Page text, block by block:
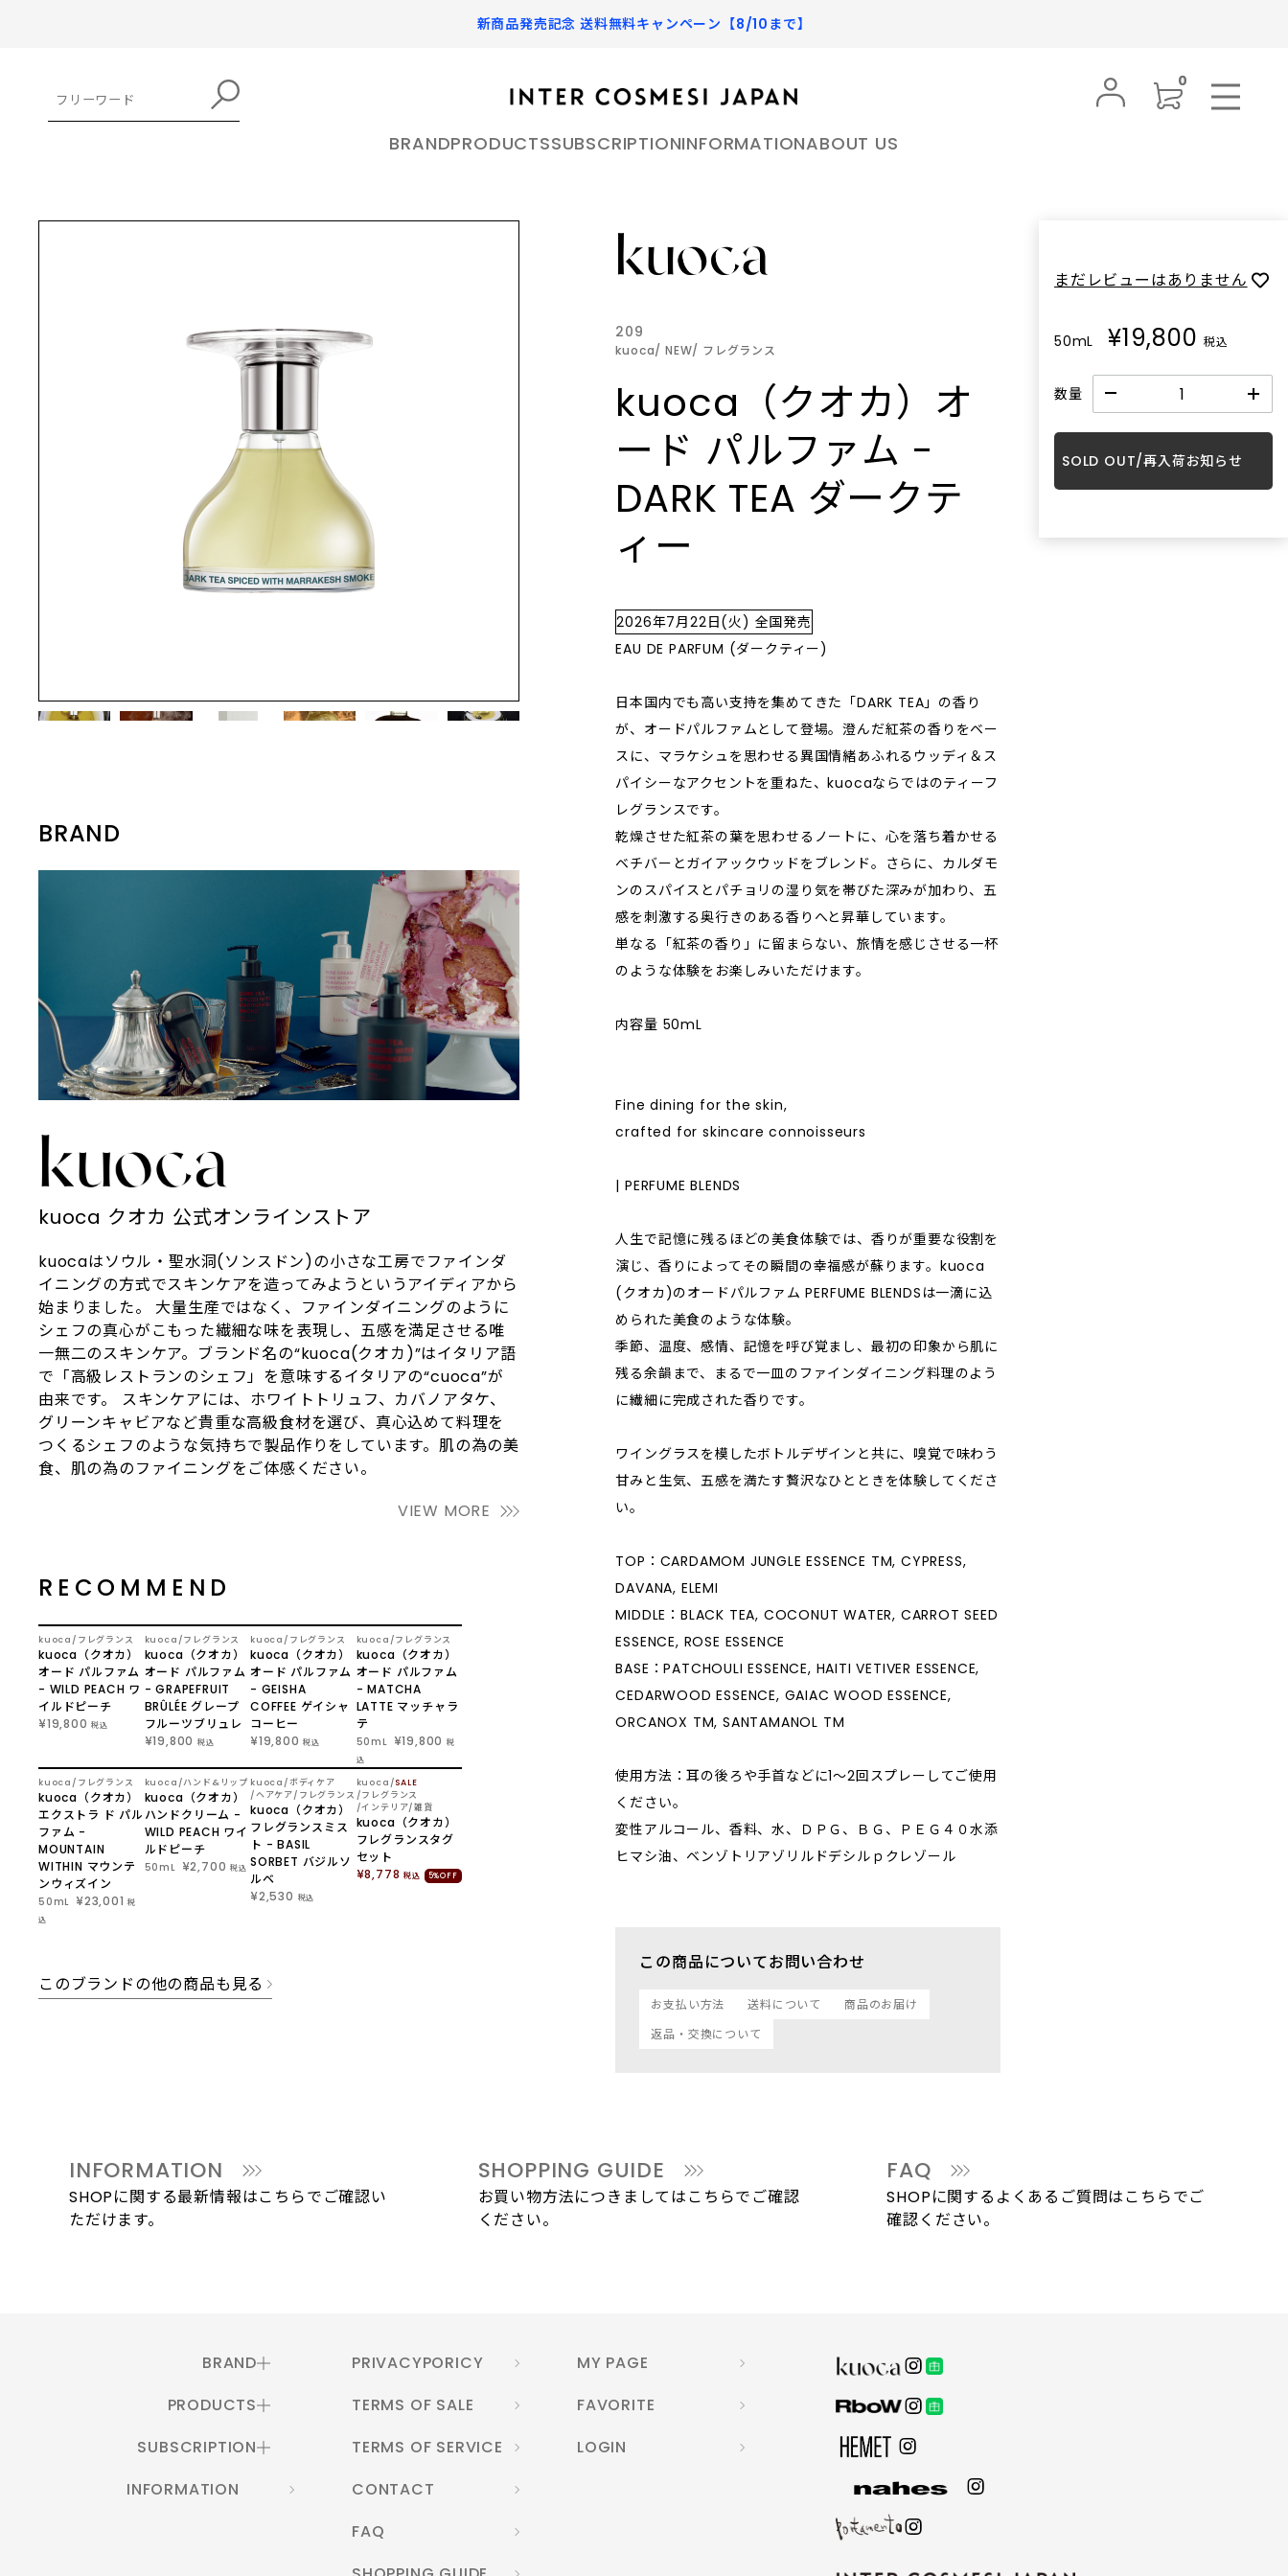
新商品発売記念 送料無料キャンペーン【8/10まで】
0
INFORMATION
SHOPに関する最新情報はこちらでご確認
SHOPに関するよくあるご質問はこちらで
ご確認ください。
BRANDPRODUCTSSUBSCRIPTIONINFORMATIONABOUT US
うアイディアから始まりました。 大量
生産ではなく、ファインダイニングの
ようにシェフの真心がこもった繊細な
二のスキンケア。ブランド名
の“kuoca(クオカ)”はイタリア語で
「高級レストランのシェフ」を意味す
るイタリアの“cuoca”が由来です。 ス
キンケアには、ホワイトトリュフ、カ
バノアタケ、グリーンキャビアなど貴
重な高級食材を選び、真心込めて料理
をつくるシェフのような気持ちで製品
アートを取り入れ、 自身そのものをア
ーティスティックに表現することを提
象である虹のように、 「RboW」のア
しい出逢い" を感じてもらいたいとい
う願いが込められています。 日常に溶
け込む「RboW」の香りは、不要な要
素を省き直感的でシンプル。 最も身近
なARTとなり得る、ボディケアやフレ
グランス、インテリア雑貨などを取り
へメット
高いプロダクトを目指しながら 装飾性
よりも実用性を重視し、日常に寄り添
う機能美を追求した製品を展開。 香り
が記憶と感覚を刺激し、日常のひとと
きを特別な瞬間へと変え、 ささやかな
癒しをもらたします。 深呼吸をしたく
なるようなクリーンで純粋な香りは、
実用を超えて完成に届く体験。 静かな
存在感で一日に深みを添えます。
舞台に活動してきたクリエイティブデ
されたフレグランスブランドです。洗
練されたラグジュアリーや完成された
美しさではなく、⼈が本来持つ本能や
感情、そして⾔葉では説明しきれない
SENSUALITY（ありのままのセクシー
さ）”をテーマに⾹りを創造していま
す。ブランド名は、⾃⾝の名
と同時に、ドイツ語で「⾝近なもの」
らなかった基準は、「直感的であるこ
と」と「セクシーであること」の⼆つ
でした。説明を必要とせず、⾹りを嗅
いだ瞬間に情景や感情 が⽴ち上がる⾹
⽔を取り揃えております。
SHANGPREE シャンプリー 公式オン
「SHANGPREE」は、1990年に韓国・
ソウルで誕生したスパ・エステ発のプ
レミアムスキンケアブランドです。創
業以来30年以上、トップクラスのエス
テティシャンが在籍するスパとして
数々の受賞歴を持ち、その技術とノウ
ハウを基盤に製品開発を行っていま
品を展開しています。 ブランドの象徴
ログラム」などの段階別ケアは、韓国
パやビューティーサロンでも採用され
由来の心地よい使用感が支持され、現
在では世界中の美容愛好家から注目を
集めています。
feelxoは自然由来の成分を重視し、肌
るよう、刺激のないマイルドな成分に
こだわり、研究を重ねています。そこ
でfeelxoが最も注目したのは、化粧品
の基本となる水です。精製水ではなく
グラシアウォーター(氷河⽔)で作られ
品を開発。 氷河水は、数万年前から形
成されていた外部汚染されていない最
５分の１以上小さい粒子によって肌へ
の浸透※1と肌の熱を冷ますとともに豊
かな活性水 素とミネラルで肌トラブル
を改善し透明感のある肌へ導きます。
ラインストア
ポルタメント
“Portamento（ポルタメント）”と
は、滑らかに音程が変わることを意味
するイタリア語が 語源で、「移りゆく
美しさ」をテーマとしたクリーンビュ
く。グラデーションを描きながら「進
化」していく自分に、 ポジティブなイ
プロダクトを開発しています。
ラインストア
ジャポンミエル
japonmiel（ジャポンミエル）の語源
は、フランス語の「日本ミツバチ」。
昔は民家の軒先でも飼われていた日本
が可能な西洋ミツバチが主流になって
しい黄色のミツロウを生み出します。
また、刺激の強いプロポリスを作らな
いため、小さなお子様にもやさしいミ
ツロウです。ジャポンミエルは、その
ような日本ミツバチの魅力を、コスメ
らいたい、という想いで作られていま
す。
demiflor デミフロー 公式オンライン
デミフロー（de mi flor）は、ニュー
雰囲気まで香り高くデザインする新し
「花のように美しい」という意味。 日
常を誠実で純粋な心で満たして過ごす
自分への賛辞。をスローガンとして掲
も。キレイになるのが楽しくなる商品
を取り揃えています。
SKIN CARE
スキンケア
れが心地よく充実するようなこだわり
の商品をセレクトしています。
肌をうるおし、豊かな香りやテクスチ
ィウォッシュを取り揃えています。好
きな香りに包まれて、日々ポジティブ
HAIR CARE
艷やかな髪へのニーズを満たす。香り
から使い心地まで細部にこだわったア
イテムを取り揃えています。
ハンド&リップ
使いやすいテクスチャー。個性的な香
りで癒やされるハンドクリームを数多
く取り揃えています。
フレグランス
高い香りを数多く取り揃えています。
INTERIOR
インテリア
インテリアに溶け込むようなキャンド
ルやお香など日常を豊かに過ごす最適
OUTLET／SALE
アウトレット/セール
人気のアイテムが見つかるかも。
く入荷してしまった商品まで…在庫限
りのアウトレット価格にてご提供いた
BRAND
kuoca クオカ 公式オンラインストア
kuocaはソウル・聖水洞(ソンスドン)の小さな工房でファインダ
イニングの方式でスキンケアを造ってみようというアイディアから
始まりました。 大量生産ではなく、ファインダイニングのように
シェフの真心がこもった繊細な味を表現し、五感を満足させる唯
一無二のスキンケア。ブランド名の“kuoca(クオカ)”はイタリア語
で「高級レストランのシェフ」を意味するイタリアの“cuoca”が
由来です。 スキンケアには、ホワイトトリュフ、カバノアタケ、
グリーンキャビアなど貴重な高級食材を選び、真心込めて料理を
つくるシェフのような気持ちで製品作りをしています。肌の為の美
食、肌の為のファイニングをご体感ください。
VIEW MORE
RECOMMEND
kuoca フレグランス
kuoca（クオカ）
オード パルファム
- WILD PEACH ワ
イルドピーチ
¥19,800 税込
kuoca フレグランス
kuoca（クオカ）
オード パルファム
- GRAPEFRUIT
BRÛLÉE グレープ
フルーツブリュレ
¥19,800 税込
kuoca フレグランス
kuoca（クオカ）
オード パルファム
- GEISHA
COFFEE ゲイシャ
コーヒー
¥19,800 税込
NEW
kuoca フレグランス
kuoca（クオカ）
オード パルファム
- MATCHA
LATTE マッチャラ
テ
50mL ¥19,800 税
込
NEW
kuoca フレグランス
kuoca（クオカ）
エクストラ ド パル
ファム -
MOUNTAIN
WITHIN マウンテ
ンウィズイン
50mL ¥23,001 税
込
kuoca ハンド&リップ
kuoca（クオカ）
ハンドクリーム -
WILD PEACH ワイ
ルドピーチ
50mL ¥2,700 税込
kuoca
ボディケア
ヘアケア
フレグランス
kuoca（クオカ）
フレグランスミス
ト - BASIL
SORBET バジルソ
ルベ
¥2,530 税込
NEW
SOLD OUT
kuoca
SALE
フレグランス
インテリア 雑貨
kuoca（クオカ）
フレグランスタグ
セット
¥8,778 税込 5%OFF
このブランドの他の商品も見る
209
kuoca NEW フレグランス
kuoca（クオカ）オ
ード パルファム -
DARK TEA ダークテ
ィー
2026年7月22日(火) 全国発売
EAU DE PARFUM (ダークティー)
日本国内でも高い支持を集めてきた「DARK TEA」の香り
が、オードパルファムとして登場。澄んだ紅茶の香りをベー
スに、マラケシュを思わせる異国情緒あふれるウッディ＆ス
パイシーなアクセントを重ねた、kuocaならではのティーフ
レグランスです。
乾燥させた紅茶の葉を思わせるノートに、心を落ち着かせる
ベチバーとガイアックウッドをブレンド。さらに、カルダモ
ンのスパイスとパチョリの湿り気を帯びた深みが加わり、五
感を刺激する奥行きのある香りへと昇華しています。
単なる「紅茶の香り」に留まらない、旅情を感じさせる一杯
のような体験をお楽しみいただけます。
内容量 50mL
Fine dining for the skin,
crafted for skincare connoisseurs
| PERFUME BLENDS
人生で記憶に残るほどの美食体験では、香りが重要な役割を
演じ、香りによってその瞬間の幸福感が蘇ります。kuoca
(クオカ)のオードパルファム PERFUME BLENDSは一滴に込
められた美食のような体験。
季節、温度、感情、記憶を呼び覚まし、最初の印象から肌に
残る余韻まで、まるで一皿のファインダイニング料理のよう
に繊細に完成された香りです。
ワイングラスを模したボトルデザインと共に、嗅覚で味わう
甘みと生気、五感を満たす贅沢なひとときを体験してくださ
い。
TOP：CARDAMOM JUNGLE ESSENCE TM, CYPRESS,
DAVANA, ELEMI
MIDDLE：BLACK TEA, COCONUT WATER, CARROT SEED
ESSENCE, ROSE ESSENCE
BASE：PATCHOULI ESSENCE, HAITI VETIVER ESSENCE,
CEDARWOOD ESSENCE, GAIAC WOOD ESSENCE,
ORCANOX TM, SANTAMANOL TM
使用方法：耳の後ろや手首などに1～2回スプレーしてご使用
ください。
変性アルコール、香料、水、ＤＰＧ、ＢＧ、ＰＥＧ４０水添
ヒマシ油、ベンゾトリアゾリルドデシルｐクレゾール
この商品についてお問い合わせ
お支払い方法 送料について
商品のお届け
返品・交換について
まだレビューはありません
50mL ¥19,800税込
数量
SOLD OUT/再入荷お知らせ
INFORMATION
SHOPに関する最新情報はこちらでご確認い
ただけます。
SHOPPING GUIDE
お買い物方法につきましてはこちらでご確認
ください。
FAQ
SHOPに関するよくあるご質問はこちらでご
確認ください。
BRAND
PRODUCTS
SUBSCRIPTION
INFORMATION
PRIVACYPORICY
TERMS OF SALE
TERMS OF SERVICE
CONTACT
FAQ
MY PAGE
FAVORITE
LOGIN